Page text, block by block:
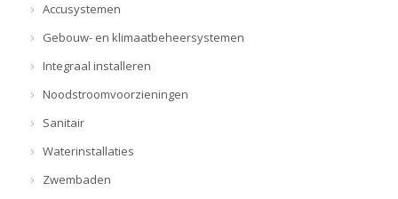
Accusystemen
Gebouw- en klimaatbeheersystemen
Integraal installeren
Noodstroomvoorzieningen
Sanitair
Waterinstallaties
Zwembaden